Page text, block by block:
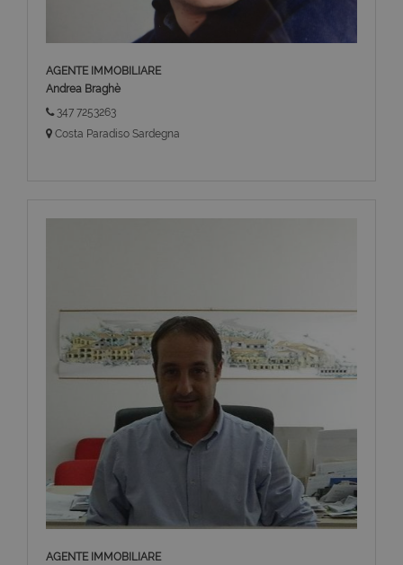
AGENTE IMMOBILIARE
Andrea Braghè
347 7253263
Costa Paradiso Sardegna
AGENTE IMMOBILIARE